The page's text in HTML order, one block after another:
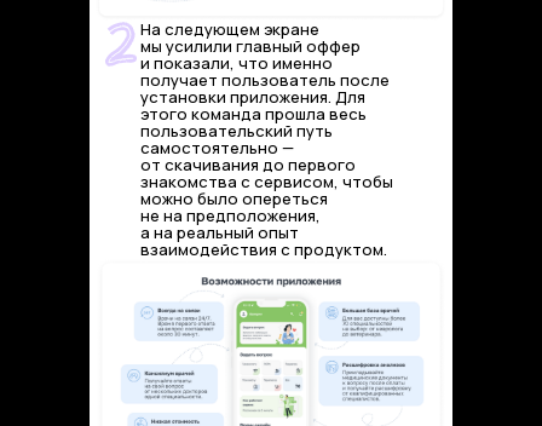
На следующем экране
мы усилили главный оффер
и показали, что именно
получает пользователь после
установки приложения. Для
этого команда прошла весь
пользовательский путь
самостоятельно —
от скачивания до первого
знакомства с сервисом, чтобы
можно было опереться
не на предположения,
а на реальный опыт
взаимодействия с продуктом.